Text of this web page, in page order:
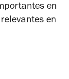
en
en